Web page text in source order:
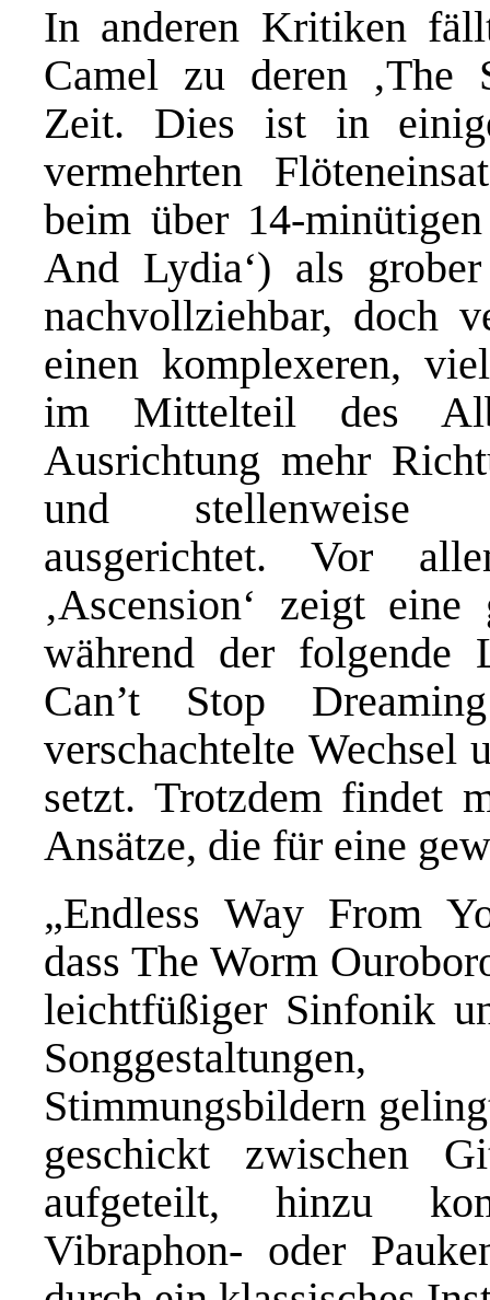
In anderen Kritiken
Camel zu deren ‚The
Zeit. Dies ist in
vermehrten
beim über 14-minütigen
And Lydia‘) als
nachvollziehbar, doch
einen komplexeren,
im Mittelteil des
Ausrichtung mehr
und stellenweise
ausgerichtet. Vor
‚Ascension‘ zeigt
während der folgende
Can’t Stop
verschachtelte Wechsel
setzt. Trotzdem findet
Ansätze, die für eine
„Endless Way From
dass The Worm
leichtfüßiger Sinfonik
Stimmungsbildern
geschickt zwischen
aufgeteilt, hinzu
Vibraphon- oder